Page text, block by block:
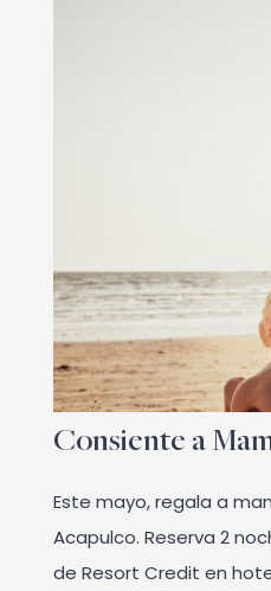
Consiente a
Este mayo, regala a
Acapulco. Reserva 2
de Resort Credit en